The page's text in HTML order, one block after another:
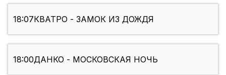
18:07КВАТРО - ЗАМОК ИЗ ДОЖДЯ
18:00ДАНКО - МОСКОВСКАЯ НОЧЬ